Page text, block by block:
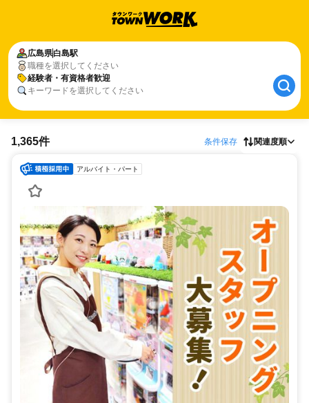
広島県白島駅
職種を選択してください
経験者・有資格者歓迎
キーワードを選択してください
1,365件 条件保存 関連度順
アルバイト・パート